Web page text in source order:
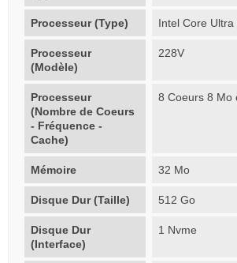
Processeur (Type) Intel Core Ultra
Processeur
(Modèle)
228V
Processeur
(Nombre de Coeurs
- Fréquence -
Cache)
8 Coeurs 8 Mo
Mémoire 32 Mo
Disque Dur (Taille) 512 Go
Disque Dur
(Interface)
1 Nvme